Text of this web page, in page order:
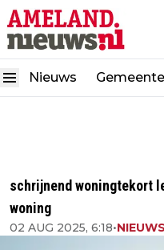
Nieuws Gemeente
schrijnend woningtekort
woning
02 AUG 2025, 6:18•NIEUWS